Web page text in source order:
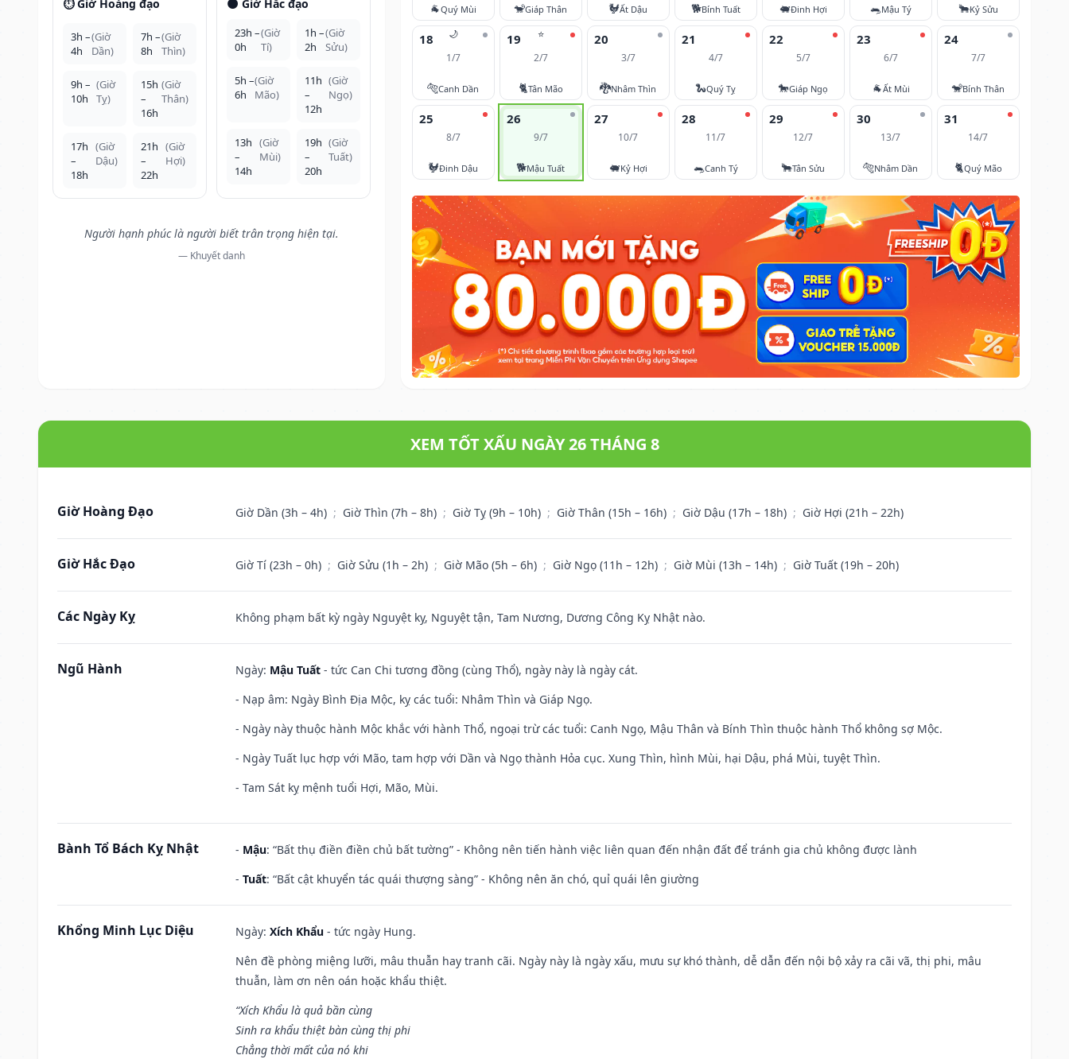
⏱️ Giờ Hoàng đạo
3h –
4h
(Giờ
Dần)
7h –
8h
(Giờ
Thìn)
9h –
10h
(Giờ
Tỵ)
15h
–
16h
(Giờ
Thân)
17h
–
18h
(Giờ
Dậu)
21h
–
22h
(Giờ
Hợi)
🌑 Giờ Hắc đạo
23h –
0h
(Giờ
Tí)
1h –
2h
(Giờ
Sửu)
5h –
6h
(Giờ
Mão)
11h
–
12h
(Giờ
Ngọ)
13h
–
14h
(Giờ
Mùi)
19h
–
20h
(Giờ
Tuất)
Người hạnh phúc là người biết trân trọng hiện tại.
— Khuyết danh
🐐Quý Mùi 🐒Giáp Thân 🐓Ất Dậu 🐕Bính Tuất 🐖Đinh Hợi 🐀Mậu Tý 🐂Kỷ Sửu
🌙
18
1/7
🐅Canh Dần
⭐
19
2/7
🐈Tân Mão
20
3/7
🐉Nhâm Thìn
21
4/7
🐍Quý Tỵ
22
5/7
🐎Giáp Ngọ
23
6/7
🐐Ất Mùi
24
7/7
🐒Bính Thân
25
8/7
🐓Đinh Dậu
26
9/7
🐕Mậu Tuất
27
10/7
🐖Kỷ Hợi
28
11/7
🐀Canh Tý
29
12/7
🐂Tân Sửu
30
13/7
🐅Nhâm Dần
31
14/7
🐈Quý Mão
XEM TỐT XẤU NGÀY 26 THÁNG 8
Giờ Hoàng Đạo Giờ Dần (3h – 4h) ; Giờ Thìn (7h – 8h) ; Giờ Tỵ (9h – 10h) ; Giờ Thân (15h – 16h) ; Giờ Dậu (17h – 18h) ; Giờ Hợi (21h – 22h)
Giờ Hắc Đạo Giờ Tí (23h – 0h) ; Giờ Sửu (1h – 2h) ; Giờ Mão (5h – 6h) ; Giờ Ngọ (11h – 12h) ; Giờ Mùi (13h – 14h) ; Giờ Tuất (19h – 20h)
Các Ngày Kỵ Không phạm bất kỳ ngày Nguyệt kỵ, Nguyệt tận, Tam Nương, Dương Công Kỵ Nhật nào.
Ngũ Hành Ngày: Mậu Tuất - tức Can Chi tương đồng (cùng Thổ), ngày này là ngày cát.
- Nạp âm: Ngày Bình Địa Mộc, kỵ các tuổi: Nhâm Thìn và Giáp Ngọ.
- Ngày này thuộc hành Mộc khắc với hành Thổ, ngoại trừ các tuổi: Canh Ngọ, Mậu Thân và Bính Thìn thuộc hành Thổ không sợ Mộc.
- Ngày Tuất lục hợp với Mão, tam hợp với Dần và Ngọ thành Hỏa cục. Xung Thìn, hình Mùi, hại Dậu, phá Mùi, tuyệt Thìn.
- Tam Sát kỵ mệnh tuổi Hợi, Mão, Mùi.
Bành Tổ Bách Kỵ Nhật - Mậu: “Bất thụ điền điền chủ bất tường” - Không nên tiến hành việc liên quan đến nhận đất để tránh gia chủ không được lành
- Tuất: “Bất cật khuyển tác quái thượng sàng” - Không nên ăn chó, quỉ quái lên giường
Khổng Minh Lục Diệu Ngày: Xích Khẩu - tức ngày Hung.
Nên đề phòng miệng lưỡi, mâu thuẫn hay tranh cãi. Ngày này là ngày xấu, mưu sự khó thành, dễ dẫn đến nội bộ xảy ra cãi vã, thị phi, mâu
thuẫn, làm ơn nên oán hoặc khẩu thiệt.
“Xích Khẩu là quả bần cùng
Sinh ra khẩu thiệt bàn cùng thị phi
Chẳng thời mất của nó khi